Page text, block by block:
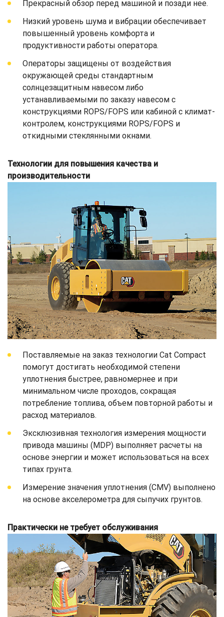
Прекрасный обзор перед машиной и позади нее.
Низкий уровень шума и вибрации обеспечивает
повышенный уровень комфорта и
продуктивности работы оператора.
Операторы защищены от воздействия
окружающей среды стандартным
солнцезащитным навесом либо
устанавливаемыми по заказу навесом с
конструкциями ROPS/FOPS или кабиной с климат-
контролем, конструкциями ROPS/FOPS и
откидными стеклянными окнами.
Технологии для повышения качества и
производительности
Поставляемые на заказ технологии Cat Compact
помогут достигать необходимой степени
уплотнения быстрее, равномернее и при
минимальном числе проходов, сокращая
потребление топлива, объем повторной работы и
расход материалов.
Эксклюзивная технология измерения мощности
привода машины (MDP) выполняет расчеты на
основе энергии и может использоваться на всех
типах грунта.
Измерение значения уплотнения (CMV) выполнено
на основе акселерометра для сыпучих грунтов.
Практически не требует обслуживания